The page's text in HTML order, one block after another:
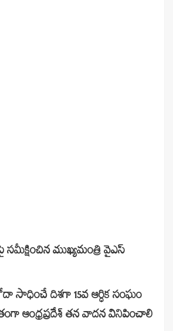
సమీక్షించిన ముఖ్యమంత్రి వైఎస్
సాధించే దిశగా 15వ ఆర్ధిక సంఘం
ఆంధ్రప్రదేశ్ తన వాదన వినిపించాలి